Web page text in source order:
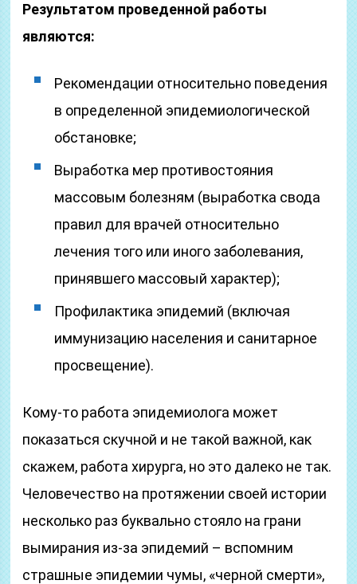
Результатом проведенной работы
являются:
Рекомендации относительно поведения
в определенной эпидемиологической
обстановке;
Выработка мер противостояния
массовым болезням (выработка свода
правил для врачей относительно
лечения того или иного заболевания,
принявшего массовый характер);
Профилактика эпидемий (включая
иммунизацию населения и санитарное
просвещение).
Кому-то работа эпидемиолога может
показаться скучной и не такой важной, как
скажем, работа хирурга, но это далеко не так.
Человечество на протяжении своей истории
несколько раз буквально стояло на грани
вымирания из-за эпидемий – вспомним
страшные эпидемии чумы, «черной смерти»,